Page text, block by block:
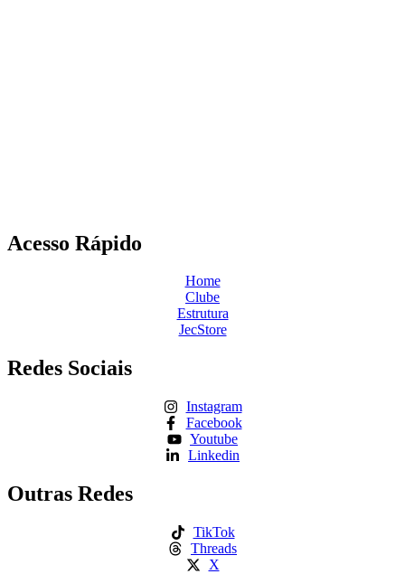
Acesso Rápido
Home
Clube
Estrutura
JecStore
Redes Sociais
Instagram
Facebook
Youtube
Linkedin
Outras Redes
TikTok
Threads
X